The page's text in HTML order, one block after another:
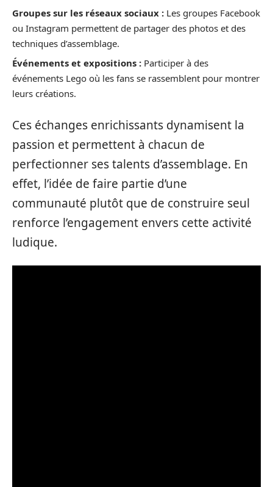
Groupes sur les réseaux sociaux : Les groupes Facebook
ou Instagram permettent de partager des photos et des
techniques d’assemblage.
Événements et expositions : Participer à des
événements Lego où les fans se rassemblent pour montrer
leurs créations.
Ces échanges enrichissants dynamisent la
passion et permettent à chacun de
perfectionner ses talents d’assemblage. En
effet, l’idée de faire partie d’une
communauté plutôt que de construire seul
renforce l’engagement envers cette activité
ludique.